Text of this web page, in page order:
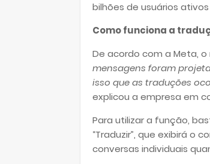
bilhões de usuários
Como funciona a
De acordo com a Meta,
mensagens foram
isso que as traduções
explicou a empresa em
Para utilizar a função,
“Traduzir”, que exibirá o
conversas individuais